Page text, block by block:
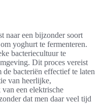
naar een bijzonder soort
yoghurt te fermenteren.
bacteriecultuur te
Dit proces vereist
bacteriën effectief te laten
van heerlijke,
van een elektrische
dat men daar veel tijd